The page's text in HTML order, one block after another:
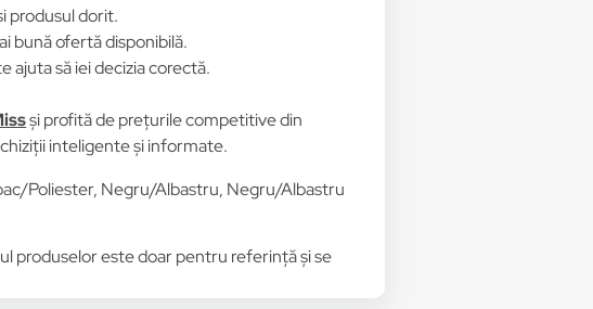
produsul dorit.
bună ofertă disponibilă.
să iei decizia corectă.
și profită de prețurile competitive din
inteligente și informate.
Poliester, Negru/Albastru, Negru/Albastru
produselor este doar pentru referință și se